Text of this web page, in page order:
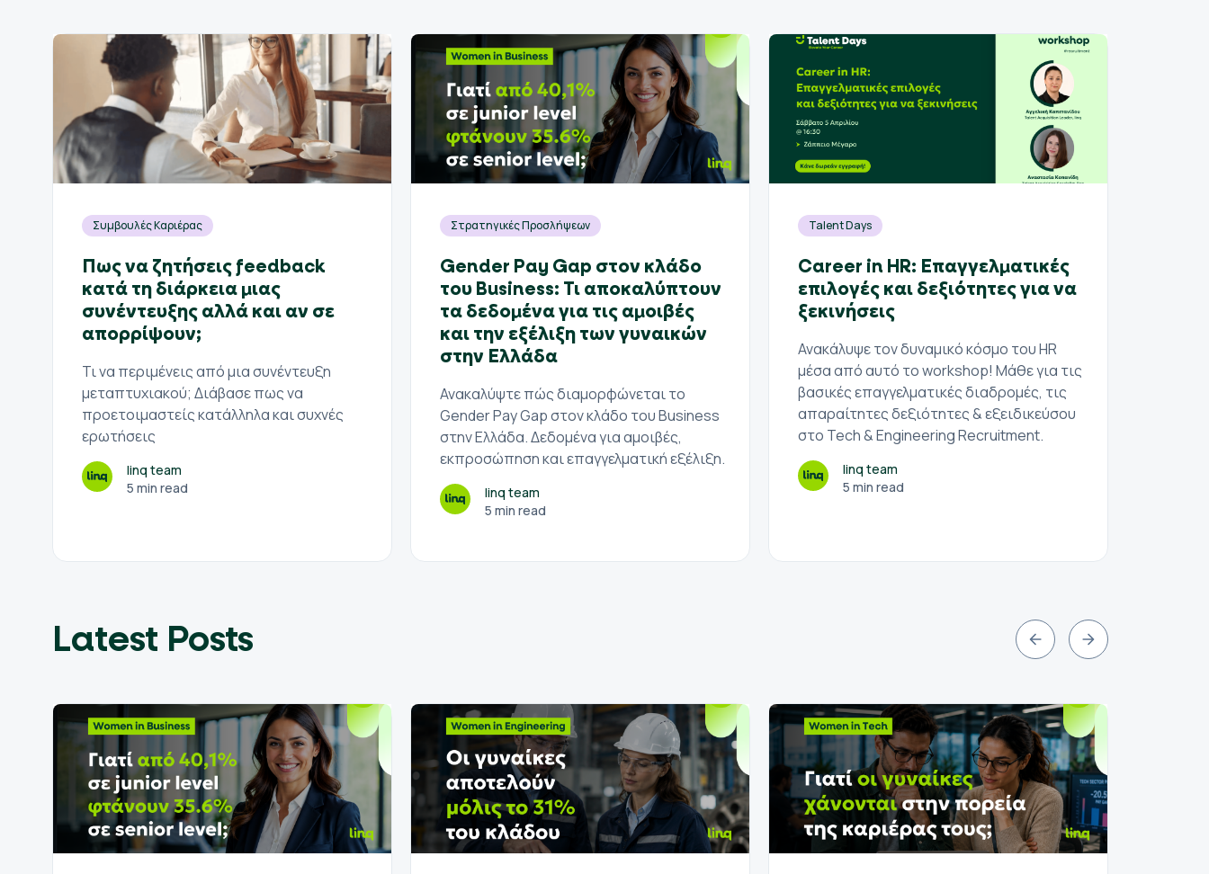
Συμβουλές Καριέρας
Πως να ζητήσεις feedback
κατά τη διάρκεια μιας
συνέντευξης αλλά και αν σε
απορρίψουν;
Τι να περιμένεις από μια συνέντευξη
μεταπτυχιακού; Διάβασε πως να
προετοιμαστείς κατάλληλα και συχνές
ερωτήσεις
linq team
5 min read
Στρατηγικές Προσλήψεων
Gender Pay Gap στον κλάδο
του Business: Τι αποκαλύπτουν
τα δεδομένα για τις αμοιβές
και την εξέλιξη των γυναικών
στην Ελλάδα
Ανακαλύψτε πώς διαμορφώνεται το
Gender Pay Gap στον κλάδο του Business
στην Ελλάδα. Δεδομένα για αμοιβές,
εκπροσώπηση και επαγγελματική εξέλιξη.
linq team
5 min read
Talent Days
Career in HR: Επαγγελματικές
επιλογές και δεξιότητες για να
ξεκινήσεις
Ανακάλυψε τον δυναμικό κόσμο του HR
μέσα από αυτό το workshop! Μάθε για τις
βασικές επαγγελματικές διαδρομές, τις
απαραίτητες δεξιότητες & εξειδικεύσου
στο Tech & Engineering Recruitment.
linq team
5 min read
Latest Posts